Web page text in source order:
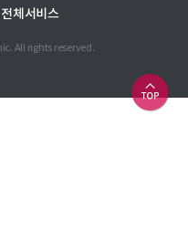
전체서비스
All rights reserved.